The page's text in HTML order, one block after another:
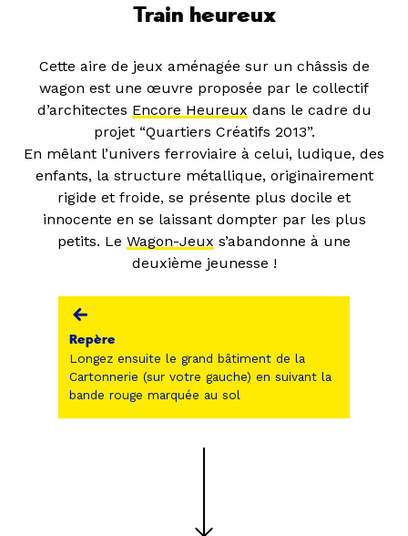
Train heureux
Cette aire de jeux aménagée sur un châssis de
wagon est une œuvre proposée par le collectif
d’architectes Encore Heureux dans le cadre du
projet “Quartiers Créatifs 2013”.
En mêlant l’univers ferroviaire à celui, ludique, des
enfants, la structure métallique, originairement
rigide et froide, se présente plus docile et
innocente en se laissant dompter par les plus
petits. Le Wagon-Jeux s’abandonne à une
deuxième jeunesse !
Repère
Longez ensuite le grand bâtiment de la
Cartonnerie (sur votre gauche) en suivant la
bande rouge marquée au sol